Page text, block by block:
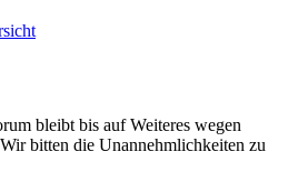
bleibt bis auf Weiteres wegen
bitten die Unannehmlichkeiten zu